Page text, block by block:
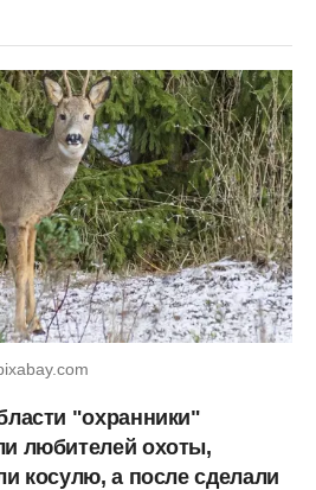
"охранники"
любителей охоты,
косулю, а после сделали